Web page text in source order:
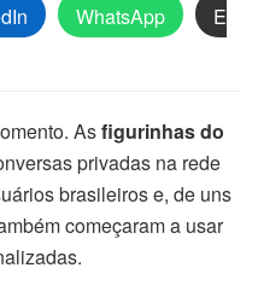
WhatsApp
E
Asfigurinhas do
privadas na rede
brasileiros e, de uns
começaram a usar